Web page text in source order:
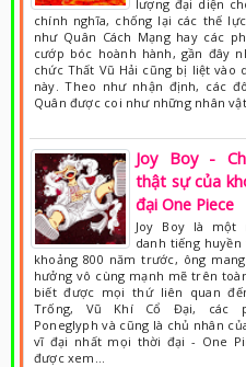
lượng đại diện
chính nghĩa, chống lại các thế
như Quân Cách Mạng hay các
cướp bóc hoành hành, gần đây
chức Thất Vũ Hải cũng bị liệt vào
này. Theo như nhận định, các
Quân được coi như những nhân vật
Joy Boy -
thật sự của
đại One Piece
Joy Boy là một
danh tiếng huyền
khoảng 800 năm trước, ông
hưởng vô cùng mạnh mẽ trên
biết được mọi thứ liên quan
Trống, Vũ Khí Cổ Đại, các
Poneglyph và cũng là chủ nhân
vĩ đại nhất mọi thời đại - One
được xem…